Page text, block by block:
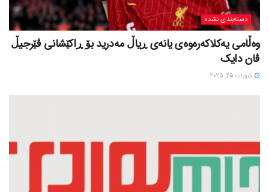
دسته‌بندی نشده
وەڵامی یەکلاکەرەوەی یانەی ڕیاڵ مەدرید بۆ ڕاکێشانی ڤێرجیڵ
ڤان دایک
شوبات 25, 2025